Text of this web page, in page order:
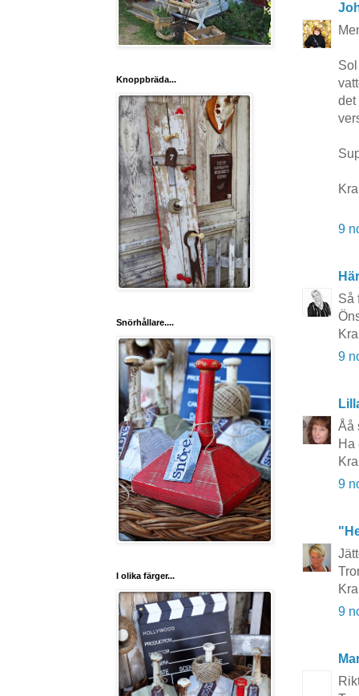
det
9
Så
9
Åå
Ha
9
9
Knoppbräda...
Snörhållare....
I olika färger...